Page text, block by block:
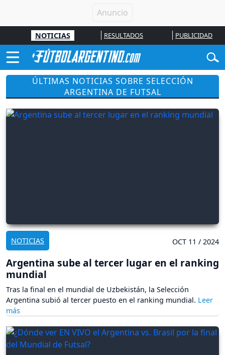
NOTICIAS RESULTADOS PUBLICIDAD
ÚLTIMAS NOTICIAS SOBRE SELECCIÓN
ARGENTINA DE FUTSAL
NOTICIAS OCT 11 / 2024
Argentina sube al tercer lugar en el ranking
mundial
Tras la final en el mundial de Uzbekistán, la Selección
Argentina subió al tercer puesto en el ranking mundial.